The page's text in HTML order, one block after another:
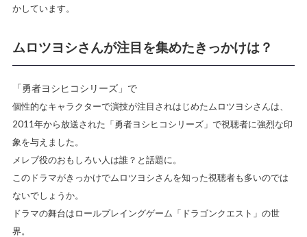
かしています。
ムロツヨシさんが注目を集めたきっかけは？
「勇者ヨシヒコシリーズ」で
個性的なキャラクターで演技が注目されはじめたムロツヨシさんは、
2011年から放送された「勇者ヨシヒコシリーズ」で視聴者に強烈な印
象を与えました。
メレブ役のおもしろい人は誰？と話題に。
このドラマがきっかけでムロツヨシさんを知った視聴者も多いのでは
ないでしょうか。
ドラマの舞台はロールプレイングゲーム「ドラゴンクエスト」の世
界。